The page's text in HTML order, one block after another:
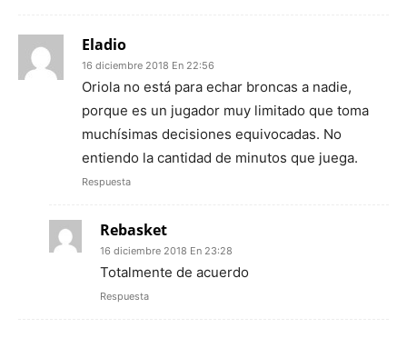
Eladio
16 diciembre 2018 En 22:56
Oriola no está para echar broncas a nadie,
porque es un jugador muy limitado que toma
muchísimas decisiones equivocadas. No
entiendo la cantidad de minutos que juega.
Respuesta
Rebasket
16 diciembre 2018 En 23:28
Totalmente de acuerdo
Respuesta